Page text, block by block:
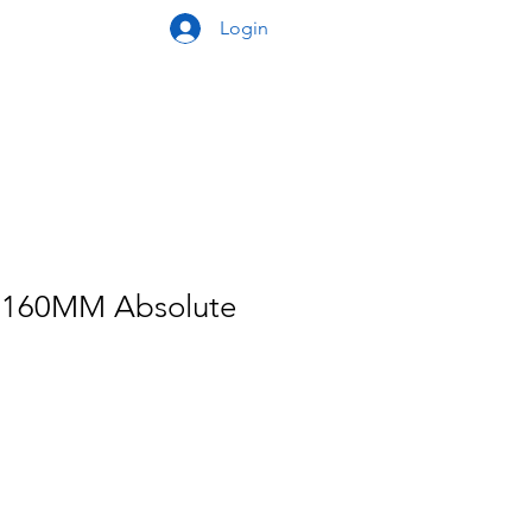
Login
Absolute